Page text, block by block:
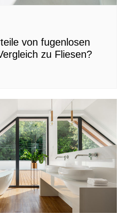
von fugenlosen
zu Fliesen?